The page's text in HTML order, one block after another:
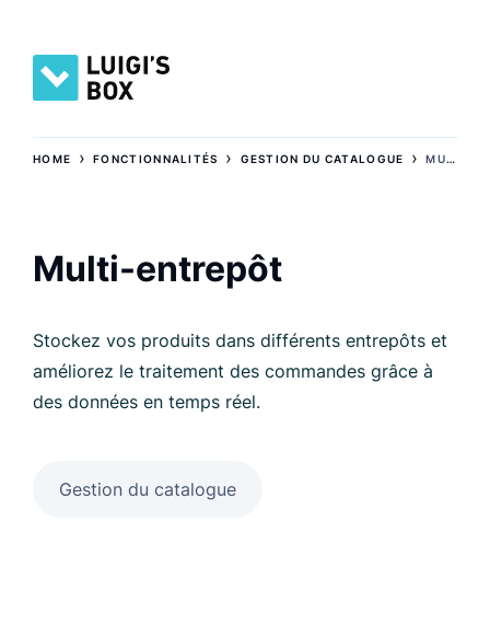
HOME ›FONCTIONNALITÉS › GESTION DU CATALOGUE ›MULTI-ENTREPÔT
Multi-entrepôt
Stockez vos produits dans différents entrepôts et
améliorez le traitement des commandes grâce à
des données en temps réel.
Gestion du catalogue